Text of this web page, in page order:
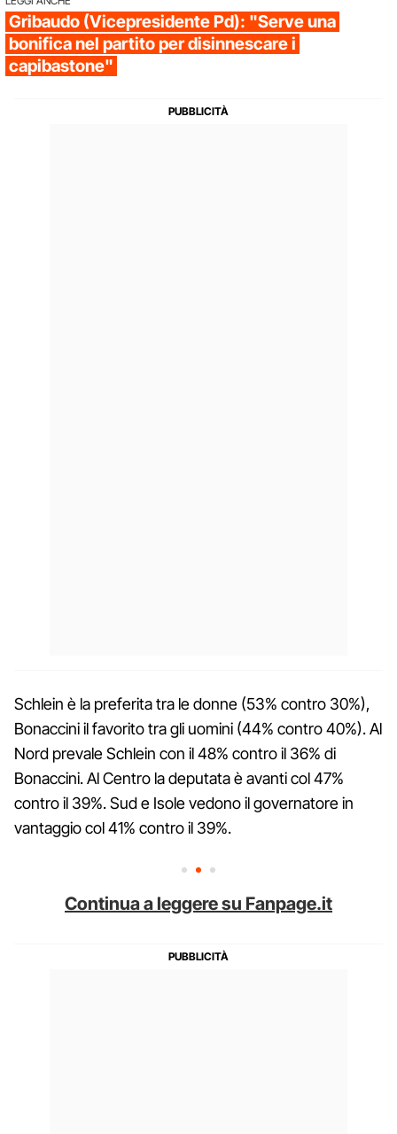
Gribaudo (Vicepresidente Pd): "Serve una
bonifica nel partito per disinnescare i
capibastone"
Schlein è la preferita tra le donne (53% contro 30%),
Bonaccini il favorito tra gli uomini (44% contro 40%). Al
Nord prevale Schlein con il 48% contro il 36% di
Bonaccini. Al Centro la deputata è avanti col 47%
contro il 39%. Sud e Isole vedono il governatore in
vantaggio col 41% contro il 39%.
Continua a leggere su Fanpage.it